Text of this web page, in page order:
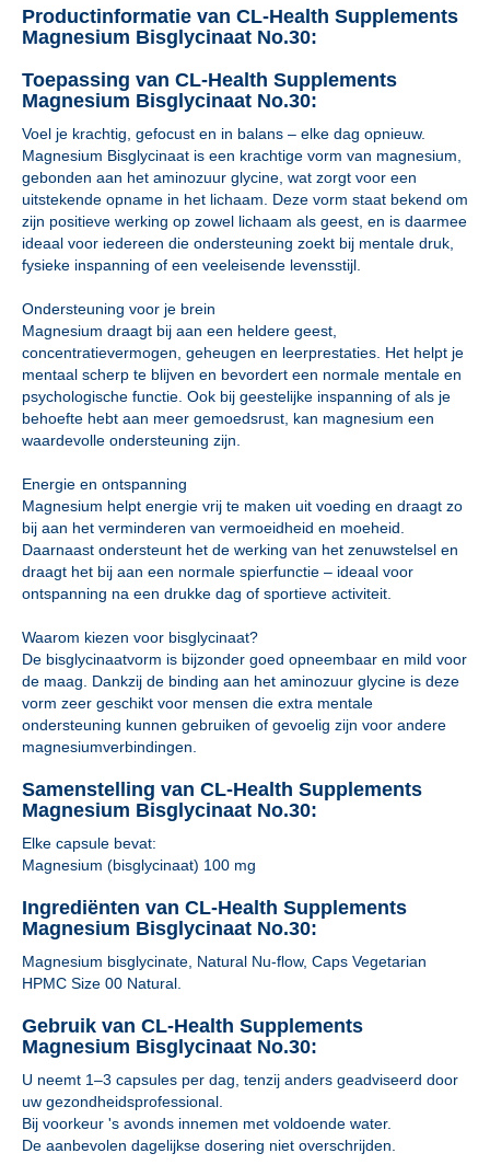
Productinformatie van CL-Health Supplements
Magnesium Bisglycinaat No.30:
Toepassing van CL-Health Supplements
Magnesium Bisglycinaat No.30:
Voel je krachtig, gefocust en in balans – elke dag opnieuw.
Magnesium Bisglycinaat is een krachtige vorm van magnesium,
gebonden aan het aminozuur glycine, wat zorgt voor een
uitstekende opname in het lichaam. Deze vorm staat bekend om
zijn positieve werking op zowel lichaam als geest, en is daarmee
ideaal voor iedereen die ondersteuning zoekt bij mentale druk,
fysieke inspanning of een veeleisende levensstijl.
Ondersteuning voor je brein
Magnesium draagt bij aan een heldere geest,
concentratievermogen, geheugen en leerprestaties. Het helpt je
mentaal scherp te blijven en bevordert een normale mentale en
psychologische functie. Ook bij geestelijke inspanning of als je
behoefte hebt aan meer gemoedsrust, kan magnesium een
waardevolle ondersteuning zijn.
Energie en ontspanning
Magnesium helpt energie vrij te maken uit voeding en draagt zo
bij aan het verminderen van vermoeidheid en moeheid.
Daarnaast ondersteunt het de werking van het zenuwstelsel en
draagt het bij aan een normale spierfunctie – ideaal voor
ontspanning na een drukke dag of sportieve activiteit.
Waarom kiezen voor bisglycinaat?
De bisglycinaatvorm is bijzonder goed opneembaar en mild voor
de maag. Dankzij de binding aan het aminozuur glycine is deze
vorm zeer geschikt voor mensen die extra mentale
ondersteuning kunnen gebruiken of gevoelig zijn voor andere
magnesiumverbindingen.
Samenstelling van CL-Health Supplements
Magnesium Bisglycinaat No.30:
Elke capsule bevat:
Magnesium (bisglycinaat) 100 mg
Ingrediënten van CL-Health Supplements
Magnesium Bisglycinaat No.30:
Magnesium bisglycinate, Natural Nu-flow, Caps Vegetarian
HPMC Size 00 Natural.
Gebruik van CL-Health Supplements
Magnesium Bisglycinaat No.30:
U neemt 1–3 capsules per dag, tenzij anders geadviseerd door
uw gezondheidsprofessional.
Bij voorkeur 's avonds innemen met voldoende water.
De aanbevolen dagelijkse dosering niet overschrijden.